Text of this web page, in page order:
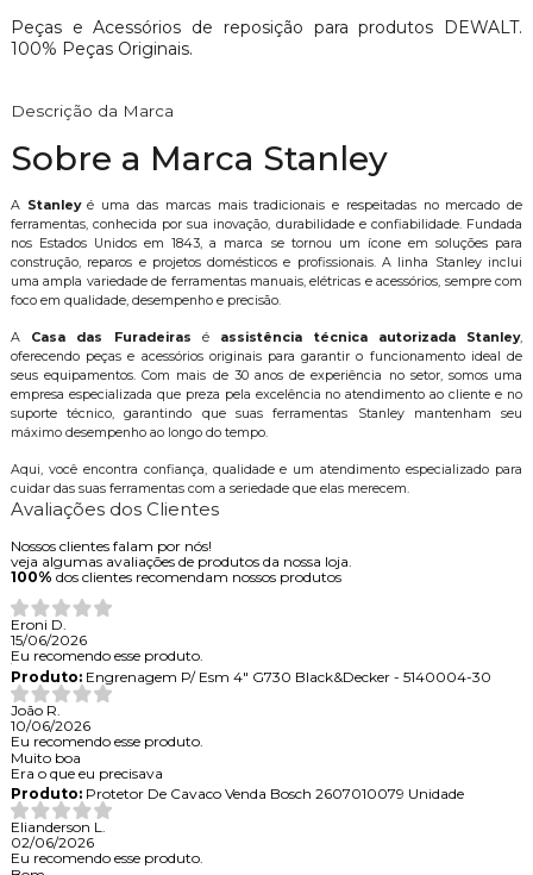
Peças e Acessórios de reposição para produtos DEWALT.
100% Peças Originais.
Descrição da Marca
Sobre a Marca Stanley
A Stanleyé uma das marcas mais tradicionais e respeitadas no mercado de
ferramentas, conhecida por sua inovação, durabilidade e confiabilidade. Fundada
nos Estados Unidos em 1843, a marca se tornou um ícone em soluções para
construção, reparos e projetos domésticos e profissionais. A linha Stanley inclui
uma ampla variedade de ferramentas manuais, elétricas e acessórios, sempre com
foco em qualidade, desempenho e precisão.
A Casa das Furadeiras é assistência técnica autorizada Stanley,
oferecendo peças e acessórios originais para garantir o funcionamento ideal de
seus equipamentos. Com mais de 30 anos de experiência no setor, somos uma
empresa especializada que preza pela excelência no atendimento ao cliente e no
suporte técnico, garantindo que suas ferramentas Stanley mantenham seu
máximo desempenho ao longo do tempo.
Aqui, você encontra confiança, qualidade e um atendimento especializado para
cuidar das suas ferramentas com a seriedade que elas merecem.
Avaliações dos Clientes
Nossos clientes falam por nós!
veja algumas avaliações de produtos da nossa loja.
100% dos clientes recomendam nossos produtos
Eroni D.
15/06/2026
Eu recomendo esse produto.
Produto:Engrenagem P/ Esm 4" G730 Black&Decker - 5140004-30
João R.
10/06/2026
Eu recomendo esse produto.
Muito boa
Era o que eu precisava
Produto:Protetor De Cavaco Venda Bosch 2607010079 Unidade
Elianderson L.
02/06/2026
Eu recomendo esse produto.